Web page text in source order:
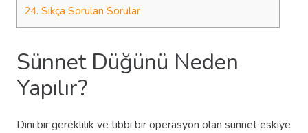
24. Sıkça Sorulan Sorular
Sünnet Düğünü Neden
Yapılır?
Dini bir gereklilik ve tıbbi bir operasyon olan sünnet eskiye